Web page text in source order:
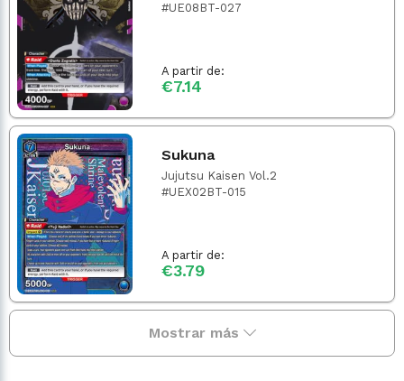
#UE08BT-027
A partir de:
€7.14
Sukuna
Jujutsu Kaisen Vol.2
#UEX02BT-015
A partir de:
€3.79
Mostrar más